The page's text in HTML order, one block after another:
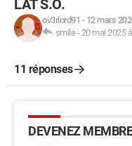
LAT S.O.
ov3rlord91 - 12 mars
smile-20 mai 2025
11 réponses
DEVENEZ